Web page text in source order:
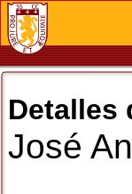
Detalles
José